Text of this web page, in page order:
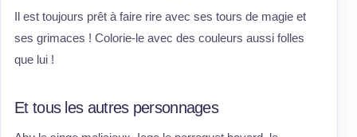
Il est toujours prêt à faire rire avec ses tours de magie et
ses grimaces ! Colorie-le avec des couleurs aussi folles
que lui !
Et tous les autres personnages